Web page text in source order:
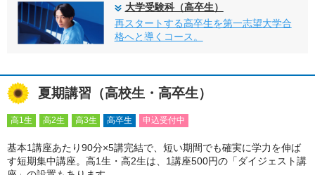
大学受験科（高卒生）
再スタートする高卒生を第一志望大学合
格へと導くコース。
夏期講習（高校生・高卒生）
高1生 高2生 高3生 高卒生 申込受付中
基本1講座あたり90分×5講完結で、短い期間でも確実に学力を伸ば
す短期集中講座。高1生・高2生は、1講座500円の「ダイジェスト講